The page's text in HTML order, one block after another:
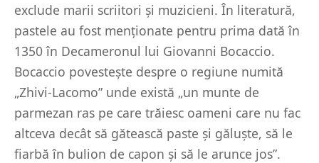
exclude marii scriitori și muzicieni. În literatură,
pastele au fost menționate pentru prima dată în
1350 în Decameronul lui Giovanni Bocaccio.
Bocaccio povestește despre o regiune numită
„Zhivi-Lacomo” unde există „un munte de
parmezan ras pe care trăiesc oameni care nu fac
altceva decât să gătească paste și găluște, să le
fiarbă în bulion de capon și să le arunce jos”.